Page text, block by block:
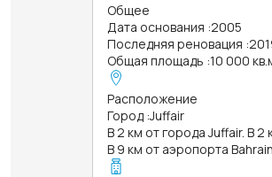
Общее
Дата основания :2005
Последняя реновация :
Общая площадь :10 000
Расположение
Город :Juffair
В 2 км от города Juffair. В
В 9 км от аэропорта